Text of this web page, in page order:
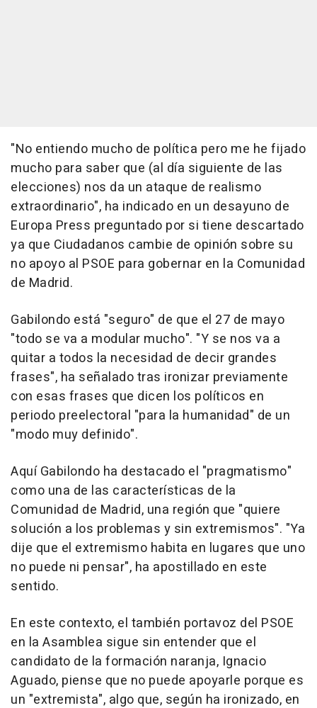
"No entiendo mucho de política pero me he fijado
mucho para saber que (al día siguiente de las
elecciones) nos da un ataque de realismo
extraordinario", ha indicado en un desayuno de
Europa Press preguntado por si tiene descartado
ya que Ciudadanos cambie de opinión sobre su
no apoyo al PSOE para gobernar en la Comunidad
de Madrid.
Gabilondo está "seguro" de que el 27 de mayo
"todo se va a modular mucho". "Y se nos va a
quitar a todos la necesidad de decir grandes
frases", ha señalado tras ironizar previamente
con esas frases que dicen los políticos en
periodo preelectoral "para la humanidad" de un
"modo muy definido".
Aquí Gabilondo ha destacado el "pragmatismo"
como una de las características de la
Comunidad de Madrid, una región que "quiere
solución a los problemas y sin extremismos". "Ya
dije que el extremismo habita en lugares que uno
no puede ni pensar", ha apostillado en este
sentido.
En este contexto, el también portavoz del PSOE
en la Asamblea sigue sin entender que el
candidato de la formación naranja, Ignacio
Aguado, piense que no puede apoyarle porque es
un "extremista", algo que, según ha ironizado, en